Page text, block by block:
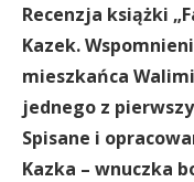
Recenzja książki
Kazek.
mieszkańca
jednego z
Spisane i
Kazka – wnuczka